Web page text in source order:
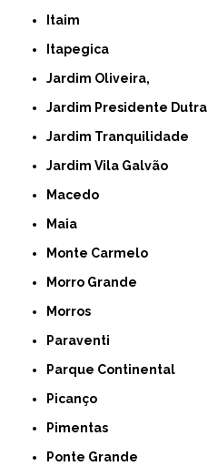
Itaim
Itapegica
Jardim Oliveira,
Jardim Presidente Dutra
Jardim Tranquilidade
Jardim Vila Galvão
Macedo
Maia
Monte Carmelo
Morro Grande
Morros
Paraventi
Parque Continental
Picanço
Pimentas
Ponte Grande